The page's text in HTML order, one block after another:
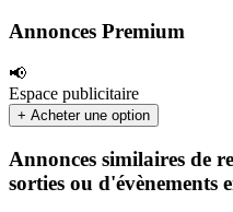
Annonces Premium
📢
Espace publicitaire
+ Acheter une option
Annonces similaires de
sorties ou d'évènements